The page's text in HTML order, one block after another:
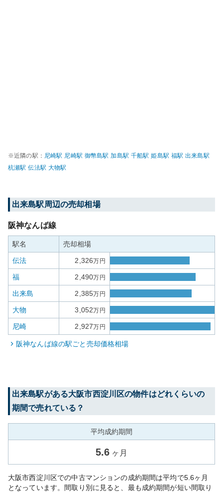
※近隣の駅： 尼崎駅 尼崎駅 御幣島駅 加島駅 千船駅 姫島駅 福駅 出来島駅
杭瀬駅 伝法駅 大物駅
出来島駅周辺の売却相場
阪神なんば線
駅名 売却相場
伝法 2,326万円
福 2,490万円
出来島 2,385万円
大物 3,052万円
尼崎 2,927万円
阪神なんば線の駅ごと売却価格相場
出来島駅がある大阪市西淀川区の物件はどれくらいの
期間で売れている？
平均成約期間
5.6 ヶ月
大阪市西淀川区での中古マンションの成約期間は平均で5.6ヶ月
となっています。間取り別に見ると、最も成約期間が短い間取り